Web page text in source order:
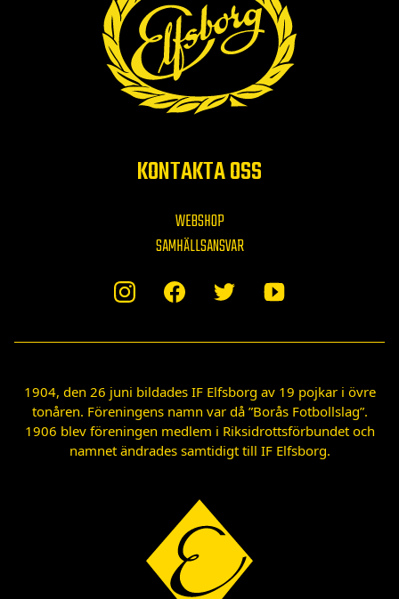
KONTAKTA OSS
WEBSHOP
SAMHÄLLSANSVAR
1904, den 26 juni bildades IF Elfsborg av 19 pojkar i övre
tonåren. Föreningens namn var då ”Borås Fotbollslag”.
1906 blev föreningen medlem i Riksidrottsförbundet och
namnet ändrades samtidigt till IF Elfsborg.